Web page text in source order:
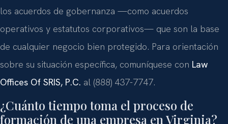
los acuerdos de gobernanza —como acuerdos
operativos y estatutos corporativos— que son la base
de cualquier negocio bien protegido. Para orientación
sobre su situación específica, comuníquese con Law
Offices Of SRIS, P.C. al (888) 437-7747.
¿Cuánto tiempo toma el proceso de
formación de una empresa en Virginia?